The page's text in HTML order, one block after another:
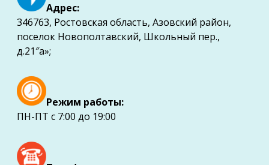
Адрес:
346763, Ростовская область, Азовский район,
поселок Новополтавский, Школьный пер.,
д.21″а»;
Режим работы:
ПН-ПТ с 7:00 до 19:00